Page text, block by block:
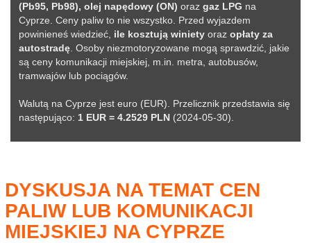
(Pb95, Pb98), olej napędowy (ON) oraz gaz LPG na
Cyprze. Ceny paliw to nie wszystko. Przed wyjazdem
powinieneś wiedzieć, ile kosztują winiety oraz opłaty za
autostradę . Osoby niezmotoryzowane mogą sprawdzić, jakie
są ceny komunikacji miejskiej, m.in. metra, autobusów,
tramwajów lub pociągów.
Walutą na Cyprze jest euro (EUR). Przelicznik przedstawia się
następująco: 1 EUR = 4.2529 PLN (2024-05-30).
DYSKUSJA NA TEMAT CEN
PALIW LUB KOMUNIKACJI
MIEJSKIEJ NA CYPRZE